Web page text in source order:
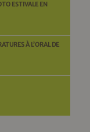
ESTIVALE EN
À L’ORAL DE